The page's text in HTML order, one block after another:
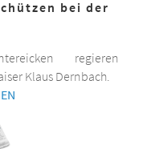
bei der
regieren
Klaus Dernbach.